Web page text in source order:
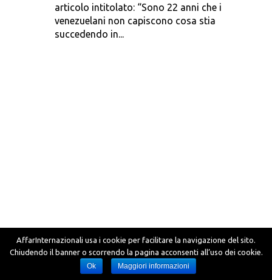
articolo intitolato: “Sono 22 anni che i
venezuelani non capiscono cosa stia
succedendo in...
AffarInternazionali usa i cookie per facilitare la navigazione del sito.
Chiudendo il banner o scorrendo la pagina acconsenti all’uso dei cookie.
Ok
Maggiori informazioni